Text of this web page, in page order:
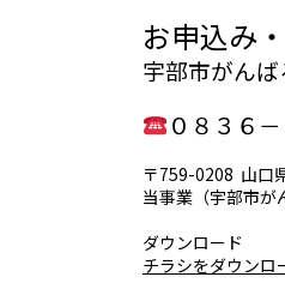
お申込み
宇部市がん
０８３６
〒759-0208 山口
当事業（宇部市が
ダウンロード
チラシをダウンロ